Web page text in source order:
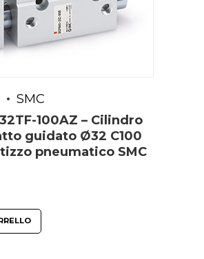
SMC
100AZ – Cilindro
guidato Ø32 C100
pneumatico SMC